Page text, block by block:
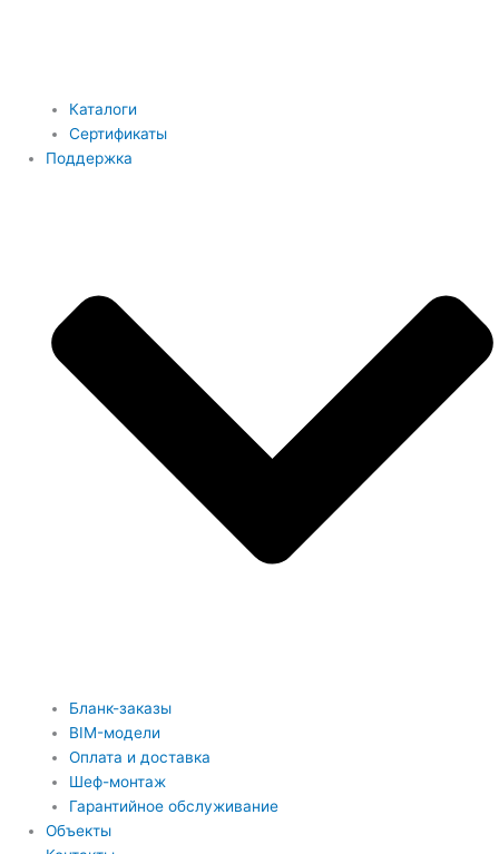
Каталоги
Сертификаты
Поддержка
Бланк-заказы
BIM-модели
Оплата и доставка
Шеф-монтаж
Гарантийное обслуживание
Объекты